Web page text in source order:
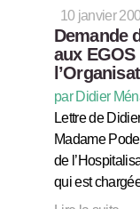
10 janvier
Demande
aux
par Didier
Lettre de
Madame
de
qui est